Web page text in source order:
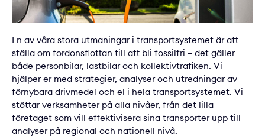
En av våra stora utmaningar i transportsystemet är att
ställa om fordonsflottan till att bli fossilfri – det gäller
både personbilar, lastbilar och kollektivtrafiken. Vi
hjälper er med strategier, analyser och utredningar av
förnybara drivmedel och el i hela transportsystemet. Vi
stöttar verksamheter på alla nivåer, från det lilla
företaget som vill effektivisera sina transporter upp till
analyser på regional och nationell nivå.